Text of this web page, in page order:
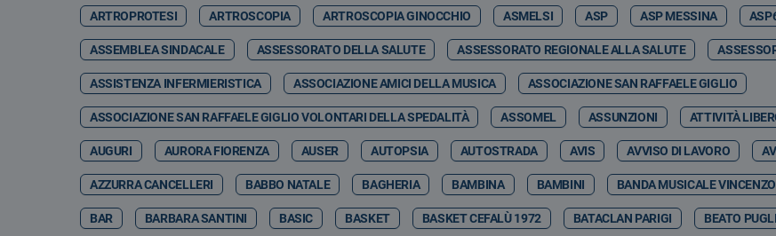
ARTROPROTESI ARTROSCOPIA ARTROSCOPIA GINOCCHIO ASMELSI ASP ASP MESSINA
ASSEMBLEA SINDACALE ASSESSORATO DELLA SALUTE ASSESSORATO REGIONALE ALLA SALUTE
ASSISTENZA INFERMIERISTICA ASSOCIAZIONE AMICI DELLA MUSICA ASSOCIAZIONE SAN RAFFAELE GIGLIO
ASSOCIAZIONE SAN RAFFAELE GIGLIO VOLONTARI DELLA SPEDALITÀ ASSOMEL ASSUNZIONI ATTIVITÀ
AUGURI AURORA FIORENZA AUSER AUTOPSIA AUTOSTRADA AVIS AVVISO DI LAVORO
AZZURRA CANCELLERI BABBO NATALE BAGHERIA BAMBINA BAMBINI BANDA MUSICALE
BAR BARBARA SANTINI BASIC BASKET BASKET CEFALÙ 1972 BATACLAN PARIGI BEATO